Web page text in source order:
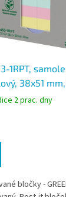
1RPT,
38x51
2 prac. dny
bločky -